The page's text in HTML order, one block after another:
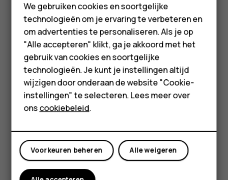
Feature phones
Accessoires
HMD Terra M
Voor bedrijven
Tablets
Shop
Mijn account
drukt u op de toets Volume omlaag. U kunt ook
instellen dat de beltoon wordt gedempt zodra u de
telefoon oppakt: tik opInstellingen>Systeem
Gebaren>Volume dempen bij oppakkenen schakel
dit in.
Als u een inkomende oproep wilt kunnen weigeren
door de telefoon om te draaien, tik dan op
Instellingen >Systeem>Gebaren >Omdraaien om
oproep te weigeren
We gebruiken cookies en soortgelijke
technologieën om je ervaring te verbeteren en
om advertenties te personaliseren. Als je op
"Alle accepteren" klikt, ga je akkoord met het
gebruik van cookies en soortgelijke
technologieën. Je kunt je instellingen altijd
wijzigen door onderaan de website "Cookie-
instellingen" te selecteren. Lees meer over
onscookiebeleid.
Alle weigeren
Voorkeuren beheren